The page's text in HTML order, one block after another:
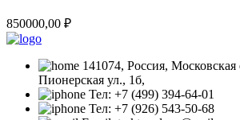
850000,00 ₽
141074, Россия,
Пионерская ул., 1б,
Тел: +7 (499) 394-64-01
Тел: +7 (926) 543-50-68